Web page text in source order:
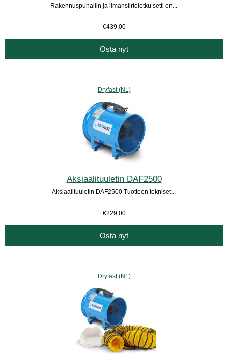
Rakennuspuhallin ja ilmansiirtoletku setti on...
€439.00
Osta nyt
Dryfast (NL)
Aksiaalituuletin DAF2500
Aksiaalituuletin DAF2500 Tuotteen tekniset...
€229.00
Osta nyt
Dryfast (NL)